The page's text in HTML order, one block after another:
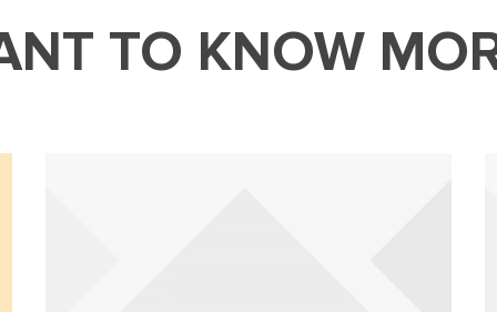
TO KNOW